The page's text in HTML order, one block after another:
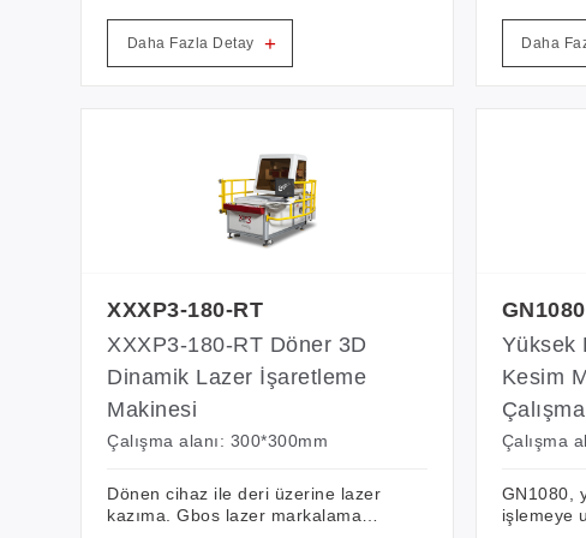
Ayakkabı endüstrisi için iğne
arasında ayarlanabilir, kamera
konumlandırma alanı 400 * 400mm
arasındadır, böylece farklı
hassasiyet talebinizi
karşılayabilirsiniz.
Daha Fazla Detay + Daha
XXXP3-180-RT
XXXP3-180-RT Döner 3D
Dinamik Lazer İşaretleme
Makinesi
Çalışma alanı: 300*300mm
Dönen cihaz ile deri üzerine lazer
kazıma. Gbos lazer markalama
GN1080
Yüksek
Kesim
Çalışma
GN1080,
işlemeye